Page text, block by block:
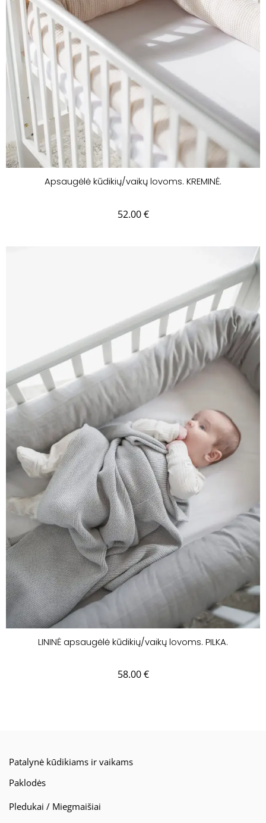
Apsaugėlė kūdikių/vaikų lovoms. KREMINĖ.
52.00€
LININĖ apsaugėlė kūdikių/vaikų lovoms. PILKA.
58.00€
Patalynė kūdikiams ir vaikams
Paklodės
Pledukai / Miegmaišiai